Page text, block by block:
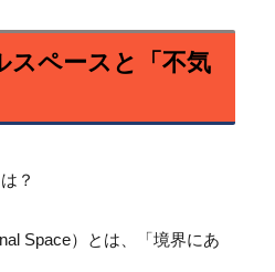
スペースと「不気
？
Space）とは、「境界にあ